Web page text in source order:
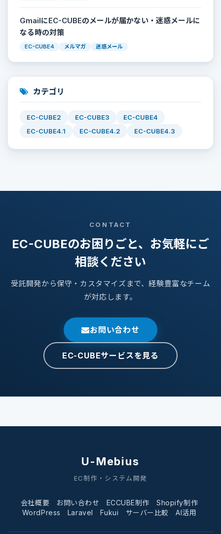
GmailにEC-CUBEのメールが届かない・迷惑メールに
なる時の対策
EC-CUBE4 メルマガ 迷惑メール
カテゴリ
EC-CUBE2 EC-CUBE3
EC-CUBE4
EC-CUBE4.1
EC-CUBE4.2 EC-CUBE4.3
CONTACT
EC-CUBEのお困りごと、お気軽にご
相談ください
受託開発から保守・カスタマイズまで、経験豊富なチーム
が対応します。
お問い合わせ
EC-CUBEサービスを見る
U-Mebius
EC制作・システム開発
会社概要 お問い合わせ ECCUBE制作
Shopify制作
WordPress
Laravel Fukui サーバー比較 AI活用